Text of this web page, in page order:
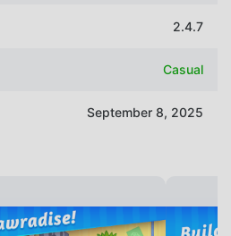
2.4.7
Casual
September 8, 2025